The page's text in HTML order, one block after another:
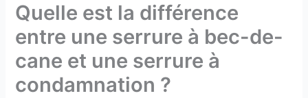
Quelle est la différence
entre une serrure à bec-de-
cane et une serrure à
condamnation ?